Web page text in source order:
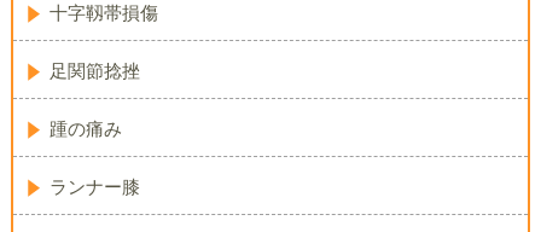
十字靱帯損傷
足関節捻挫
踵の痛み
ランナー膝